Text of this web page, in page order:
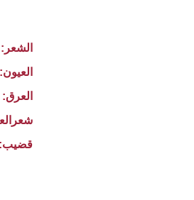
الشعر:
العيون:
العرق:
قضيب: